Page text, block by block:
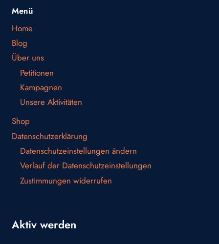
Menü
Home
Blog
Über uns
Petitionen
Kampagnen
Unsere Aktivitäten
Shop
Datenschutzerklärung
Datenschutzeinstellungen ändern
Verlauf der Datenschutzeinstellungen
Zustimmungen widerrufen
Aktiv werden